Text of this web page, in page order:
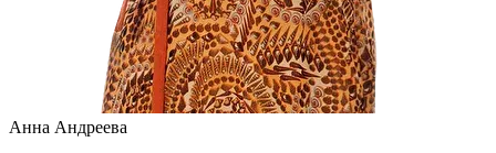
Анна Андреева